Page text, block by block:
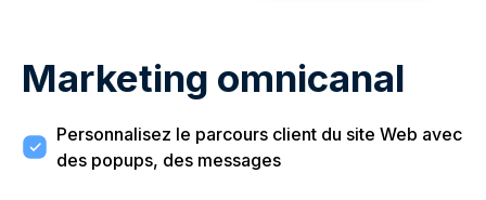
Marketing omnicanal
Personnalisez le parcours client du site Web avec
des popups, des messages